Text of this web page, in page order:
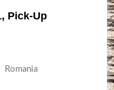
Pick-Up
Romania